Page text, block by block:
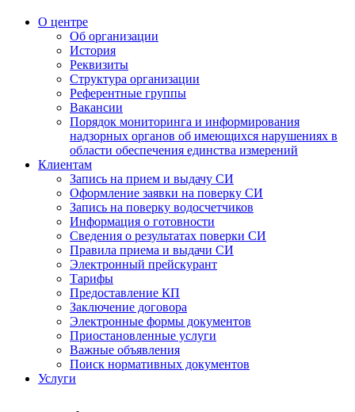
О центре
Об организации
История
Реквизиты
Структура организации
Референтные группы
Вакансии
Порядок мониторинга и информирования
надзорных органов об имеющихся нарушениях в
области обеспечения единства измерений
Клиентам
Запись на прием и выдачу СИ
Оформление заявки на поверку СИ
Запись на поверку водосчетчиков
Информация о готовности
Сведения о результатах поверки СИ
Правила приема и выдачи СИ
Электронный прейскурант
Тарифы
Предоставление КП
Заключение договора
Электронные формы документов
Приостановленные услуги
Важные объявления
Поиск нормативных документов
Услуги